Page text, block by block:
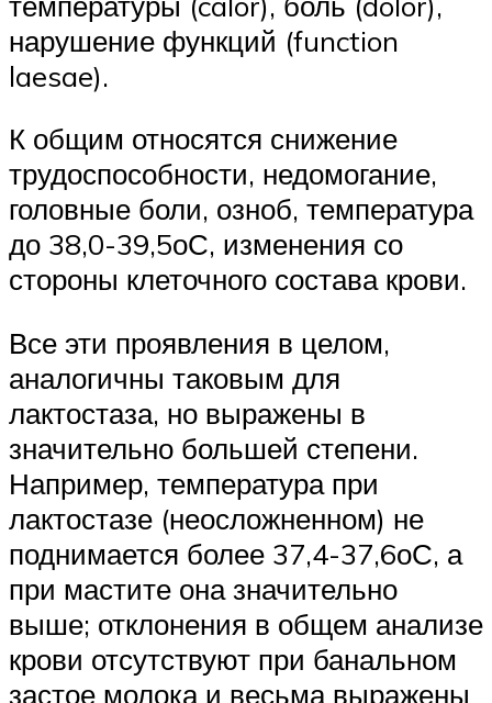
нарушение функций (function
laesae).
К общим относятся снижение
трудоспособности, недомогание,
головные боли, озноб, температура
до 38,0-39,5оС, изменения со
стороны клеточного состава крови.
Все эти проявления в целом,
аналогичны таковым для
лактостаза, но выражены в
значительно большей степени.
Например, температура при
лактостазе (неосложненном) не
поднимается более 37,4-37,6оС, а
при мастите она значительно
выше; отклонения в общем анализе
крови отсутствуют при банальном
застое молока и весьма выражены